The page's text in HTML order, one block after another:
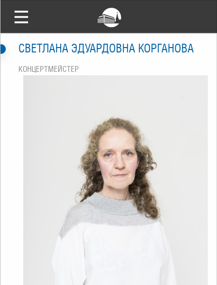
СВЕТЛАНА ЭДУАРДОВНА КОРГАНОВА
КОНЦЕРТМЕЙСТЕР